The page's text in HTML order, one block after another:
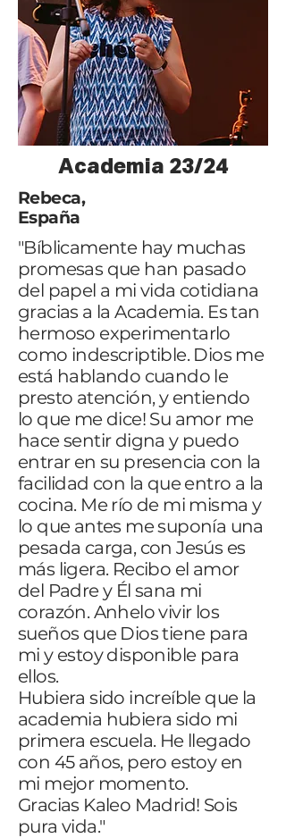
Academia 23/24
Rebeca,
España
"Bíblicamente hay muchas
promesas que han pasado
del papel a mi vida cotidiana
gracias a la Academia. Es tan
hermoso experimentarlo
como indescriptible. Dios me
está hablando cuando le
presto atención, y entiendo
lo que me dice! Su amor me
hace sentir digna y puedo
entrar en su presencia con la
facilidad con la que entro a la
cocina. Me río de mi misma y
lo que antes me suponía una
pesada carga, con Jesús es
más ligera. Recibo el amor
del Padre y Él sana mi
corazón. Anhelo vivir los
sueños que Dios tiene para
mi y estoy disponible para
ellos.
Hubiera sido increíble que la
academia hubiera sido mi
primera escuela. He llegado
con 45 años, pero estoy en
mi mejor momento.​
Gracias Kaleo Madrid! Sois
pura vida."